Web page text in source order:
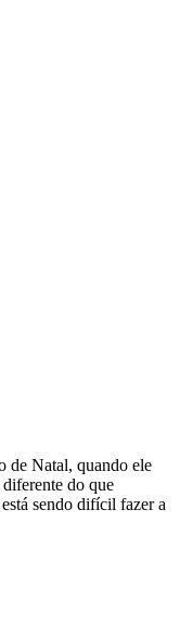
de Natal, quando ele
do que
sendo difícil fazer a